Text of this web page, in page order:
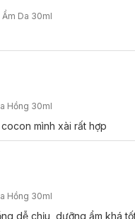
Rose Aqua
hoặc ẩm ướt.
Da 30ml
Hồng 30ml
mình xài rất hợp
Hồng 30ml
dễ chịu, dưỡng ẩm khá